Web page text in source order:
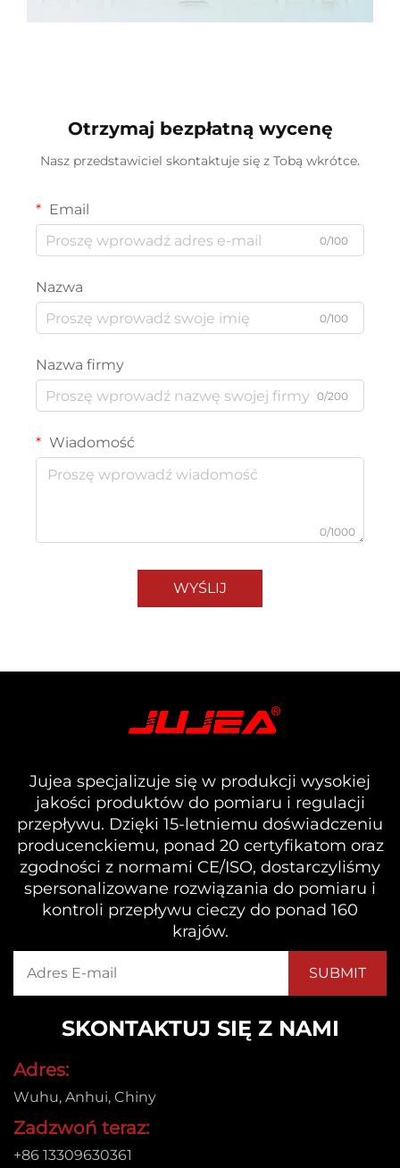
Otrzymaj bezpłatną wycenę
Nasz przedstawiciel skontaktuje się z Tobą wkrótce.
Email
0/100
Nazwa
0/100
Nazwa firmy
0/200
Wiadomość
0/1000
WYŚLIJ
Jujea specjalizuje się w produkcji wysokiej
jakości produktów do pomiaru i regulacji
przepływu. Dzięki 15-letniemu doświadczeniu
producenckiemu, ponad 20 certyfikatom oraz
zgodności z normami CE/ISO, dostarczyliśmy
spersonalizowane rozwiązania do pomiaru i
kontroli przepływu cieczy do ponad 160
krajów.
SKONTAKTUJ SIĘ Z NAMI
Adres:
Wuhu, Anhui, Chiny
Zadzwoń teraz:
+86 13309630361